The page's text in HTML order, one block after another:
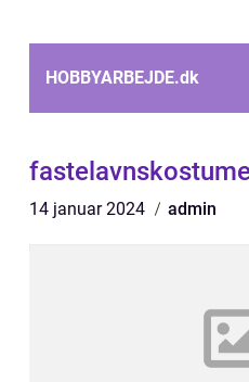
HOBBYARBEJDE.dk
14 januar 2024 admin